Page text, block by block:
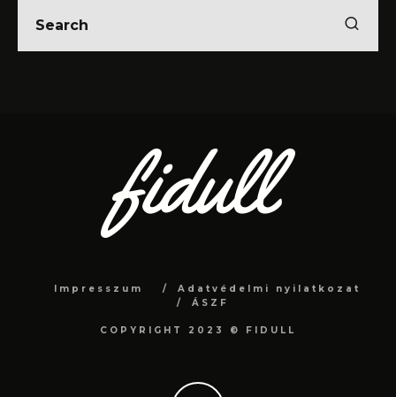
Impresszum
Adatvédelmi nyilatkozat
ÁSZF
COPYRIGHT 2023 © FIDULL